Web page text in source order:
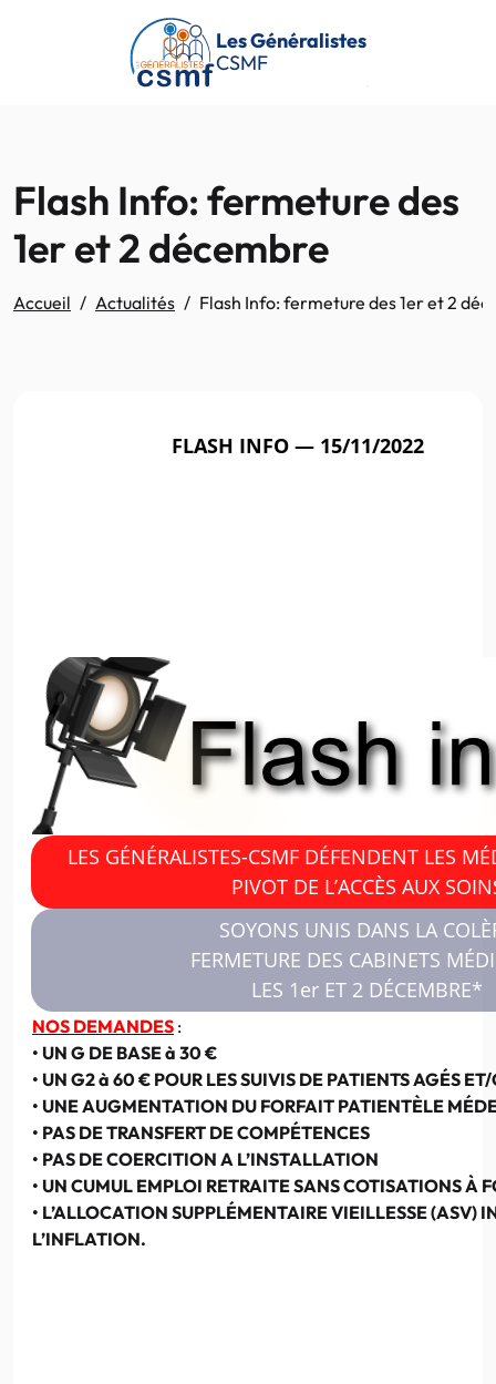
Passer au contenu principal
Les Généralistes
CSMF
Flash Info: fermeture des
1er et 2 décembre
Accueil Actualités Flash Info: fermeture des 1er et 2
FLASH INFO — 15/11/2022
LES GÉNÉRALISTES-CSMF DÉFENDENT LES
PIVOT DE L’ACCÈS AUX
SOYONS UNIS DANS LA
FERMETURE DES CABINETS
LES 1er ET 2 DÉCEMBRE*
NOS DEMANDES :
• UN G DE BASE à 30 €
• UN G2 à 60 € POUR LES SUIVIS DE PATIENTS AGÉS
• UNE AUGMENTATION DU FORFAIT PATIENTÈLE
• PAS DE TRANSFERT DE COMPÉTENCES
• PAS DE COERCITION A L’INSTALLATION
• UN CUMUL EMPLOI RETRAITE SANS COTISATIONS À
• L’ALLOCATION SUPPLÉMENTAIRE VIEILLESSE (ASV)
L’INFLATION.